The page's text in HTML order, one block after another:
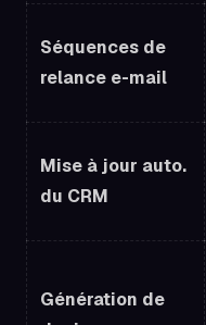
Séquences de
relance e-mail
Mise à jour auto.
du CRM
Génération de